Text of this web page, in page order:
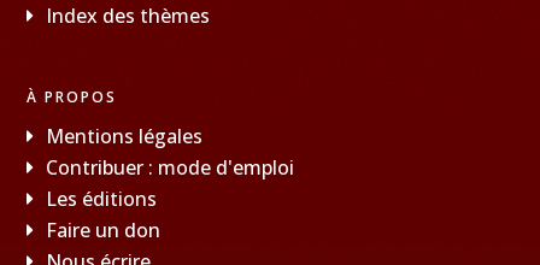
Index des thèmes
À PROPOS
Mentions légales
Contribuer : mode d'emploi
Les éditions
Faire un don